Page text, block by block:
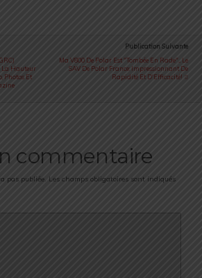
La Hauteur
Photos Et
Publication Suivante
Ma V800 De Polar Est "tombée En Rade"... Le
SAV De Polar France: Impressionnant De
Rapidité Et D'Efficacité!
commentaire
pas publiée. Les champs obligatoires sont indiqués